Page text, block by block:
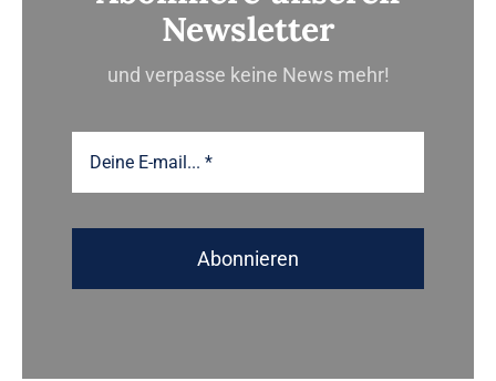
Newsletter
und verpasse keine News mehr!
Abonnieren